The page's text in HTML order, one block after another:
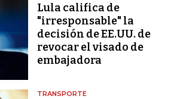
Lula califica de
"irresponsable" la
decisión de EE.UU. de
revocar el visado de
embajadora
TRANSPORTE